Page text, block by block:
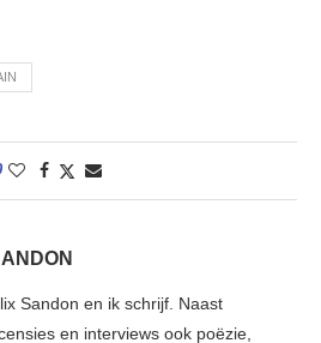
Sandon en ik schrijf. Naast
en interviews ook poëzie,